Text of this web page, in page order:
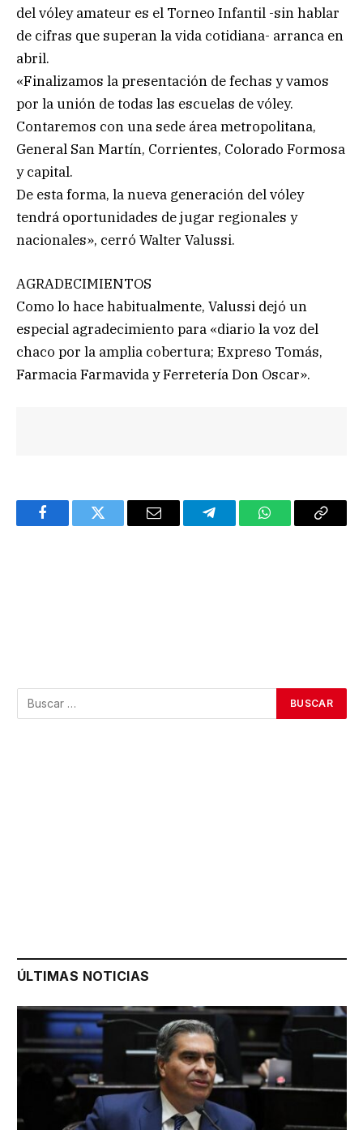
del vóley amateur es el Torneo Infantil -sin hablar
de cifras que superan la vida cotidiana- arranca en
abril.
«Finalizamos la presentación de fechas y vamos
por la unión de todas las escuelas de vóley.
Contaremos con una sede área metropolitana,
General San Martín, Corrientes, Colorado Formosa
y capital.
De esta forma, la nueva generación del vóley
tendrá oportunidades de jugar regionales y
nacionales», cerró Walter Valussi.
AGRADECIMIENTOS
Como lo hace habitualmente, Valussi dejó un
especial agradecimiento para «diario la voz del
chaco por la amplia cobertura; Expreso Tomás,
Farmacia Farmavida y Ferretería Don Oscar».
FacebookTwitter Email TelegramWhatsAppCopy
ÚLTIMAS NOTICIAS